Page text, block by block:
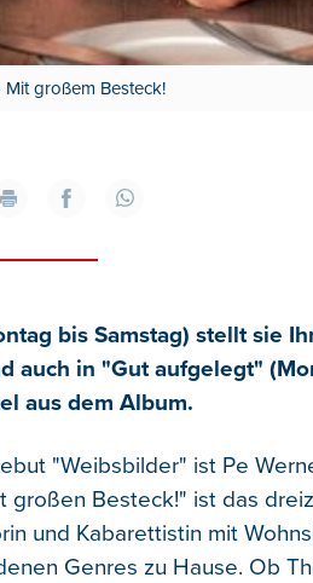
Mit großem Besteck!
bis Samstag) stellt sie
auch in "Gut aufgelegt"
aus dem Album.
"Weibsbilder" ist Pe
großen Besteck!" ist das
und Kabarettistin mit
Genres zu Hause. Ob